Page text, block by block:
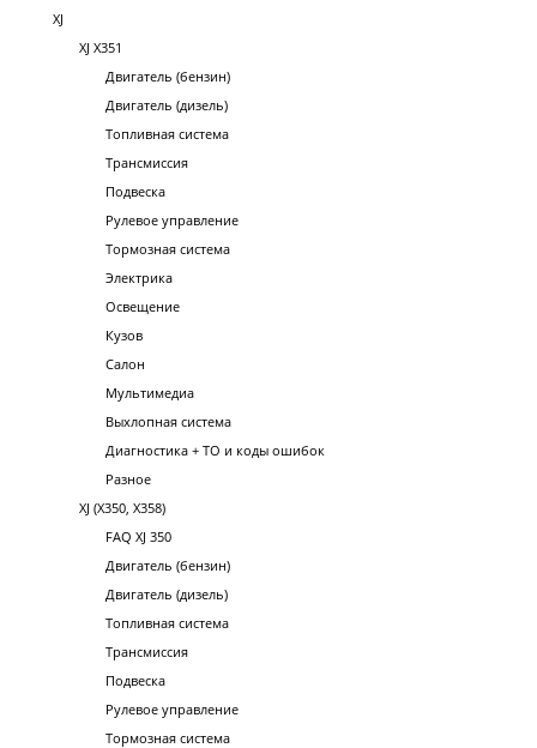
XJ
XJ X351
Двигатель (бензин)
Двигатель (дизель)
Топливная система
Трансмиссия
Подвеска
Рулевое управление
Тормозная система
Электрика
Освещение
Кузов
Салон
Мультимедиа
Выхлопная система
Диагностика + ТО и коды ошибок
Разное
XJ (X350, X358)
FAQ XJ 350
Двигатель (бензин)
Двигатель (дизель)
Топливная система
Трансмиссия
Подвеска
Рулевое управление
Тормозная система